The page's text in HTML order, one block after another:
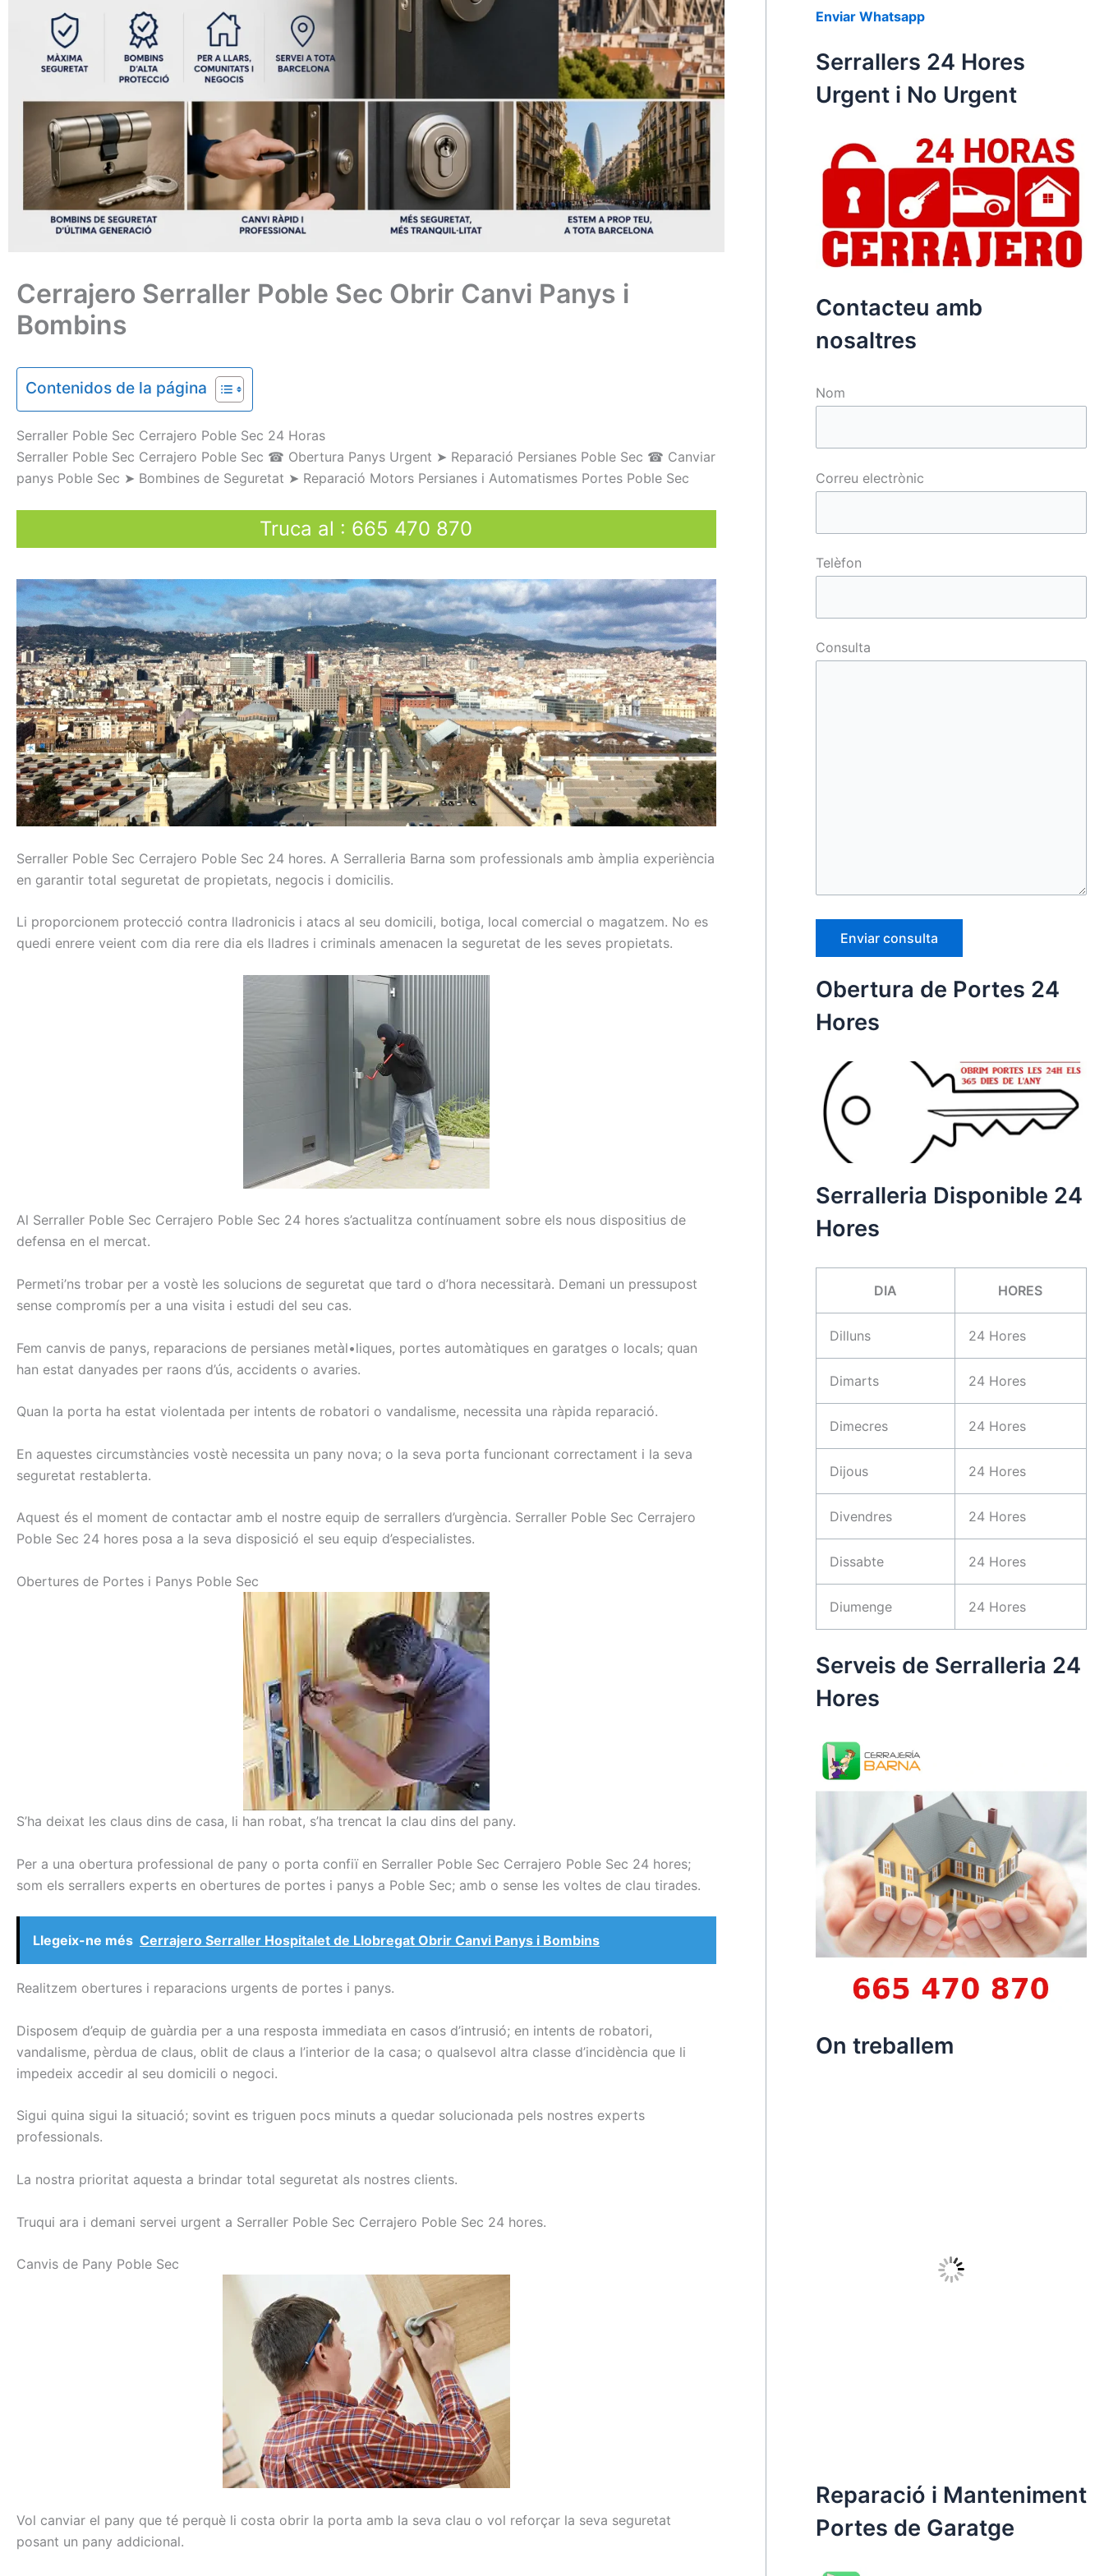
Cerrajero Serraller Poble Sec Obrir Canvi Panys i
Bombins
Contenidos de la página
Serraller Poble Sec Cerrajero Poble Sec 24 Horas
Serraller Poble Sec Cerrajero Poble Sec ☎ Obertura Panys Urgent ➤ Reparació Persianes Poble Sec ☎ Canviar
panys Poble Sec ➤ Bombines de Seguretat ➤ Reparació Motors Persianes i Automatismes Portes Poble Sec
Truca al : 665 470 870
Serraller Poble Sec Cerrajero Poble Sec 24 hores. A Serralleria Barna som professionals amb àmplia experiència
en garantir total seguretat de propietats, negocis i domicilis.
Li proporcionem protecció contra lladronicis i atacs al seu domicili, botiga, local comercial o magatzem. No es
quedi enrere veient com dia rere dia els lladres i criminals amenacen la seguretat de les seves propietats.
Al Serraller Poble Sec Cerrajero Poble Sec 24 hores s’actualitza contínuament sobre els nous dispositius de
defensa en el mercat.
Permeti’ns trobar per a vostè les solucions de seguretat que tard o d’hora necessitarà. Demani un pressupost
sense compromís per a una visita i estudi del seu cas.
Fem canvis de panys, reparacions de persianes metàl•liques, portes automàtiques en garatges o locals; quan
han estat danyades per raons d’ús, accidents o avaries.
Quan la porta ha estat violentada per intents de robatori o vandalisme, necessita una ràpida reparació.
En aquestes circumstàncies vostè necessita un pany nova; o la seva porta funcionant correctament i la seva
seguretat restablerta.
Aquest és el moment de contactar amb el nostre equip de serrallers d’urgència. Serraller Poble Sec Cerrajero
Poble Sec 24 hores posa a la seva disposició el seu equip d’especialistes.
Obertures de Portes i Panys Poble Sec
S’ha deixat les claus dins de casa, li han robat, s’ha trencat la clau dins del pany.
Per a una obertura professional de pany o porta confiï en Serraller Poble Sec Cerrajero Poble Sec 24 hores;
som els serrallers experts en obertures de portes i panys a Poble Sec; amb o sense les voltes de clau tirades.
Llegeix-ne més Cerrajero Serraller Hospitalet de Llobregat Obrir Canvi Panys i Bombins
Realitzem obertures i reparacions urgents de portes i panys.
Disposem d’equip de guàrdia per a una resposta immediata en casos d’intrusió; en intents de robatori,
vandalisme, pèrdua de claus, oblit de claus a l’interior de la casa; o qualsevol altra classe d’incidència que li
impedeix accedir al seu domicili o negoci.
Sigui quina sigui la situació; sovint es triguen pocs minuts a quedar solucionada pels nostres experts
professionals.
La nostra prioritat aquesta a brindar total seguretat als nostres clients.
Truqui ara i demani servei urgent a Serraller Poble Sec Cerrajero Poble Sec 24 hores.
Canvis de Pany Poble Sec
Vol canviar el pany que té perquè li costa obrir la porta amb la seva clau o vol reforçar la seva seguretat
posant un pany addicional.
Enviar Whatsapp
Serrallers 24 Hores
Urgent i No Urgent
Contacteu amb
nosaltres
Nom
Correu electrònic
Telèfon
Consulta
Obertura de Portes 24
Hores
Serralleria Disponible 24
Hores
DIA HORES
Dilluns 24 Hores
Dimarts 24 Hores
Dimecres 24 Hores
Dijous 24 Hores
Divendres 24 Hores
Dissabte 24 Hores
Diumenge 24 Hores
Serveis de Serralleria 24
Hores
On treballem
Reparació i Manteniment
Portes de Garatge